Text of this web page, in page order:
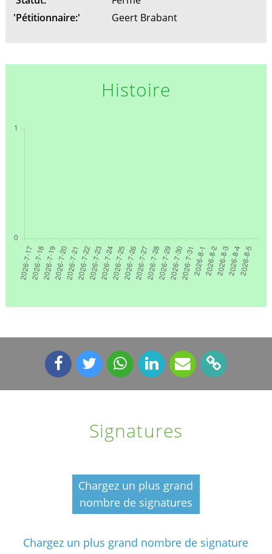
'Pétitionnaire:'
Geert Brabant
Histoire
Signatures
Chargez un plus grand
nombre de signatures
Chargez un plus grand nombre de signature